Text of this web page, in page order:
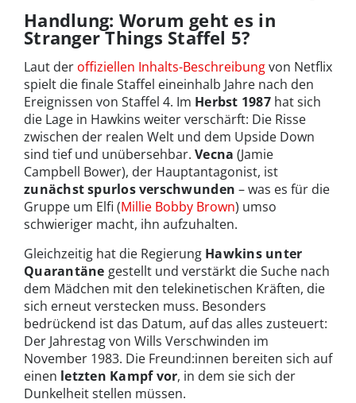
Handlung: Worum geht es in
Stranger Things Staffel 5?
Laut der offiziellen Inhalts-Beschreibungvon Netflix
spielt die finale Staffel eineinhalb Jahre nach den
Ereignissen von Staffel 4. Im Herbst 1987hat sich
die Lage in Hawkins weiter verschärft: Die Risse
zwischen der realen Welt und dem Upside Down
sind tief und unübersehbar. Vecna (Jamie
Campbell Bower), der Hauptantagonist, ist
zunächstspurlosverschwunden – was es für die
Gruppe um Elfi (Millie Bobby Brown) umso
schwieriger macht, ihn aufzuhalten.
Gleichzeitig hat die Regierung Hawkins unter
Quarantäne gestellt und verstärkt die Suche nach
dem Mädchen mit den telekinetischen Kräften, die
sich erneut verstecken muss. Besonders
bedrückend ist das Datum, auf das alles zusteuert:
Der Jahrestag von Wills Verschwinden im
November 1983. Die Freund:innen bereiten sich auf
einen letzten Kampf vor, in dem sie sich der
Dunkelheit stellen müssen.